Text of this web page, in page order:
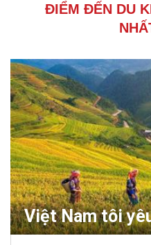
ĐIỂM ĐẾN DU
Việt Nam tôi